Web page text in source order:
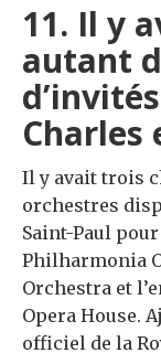
11. Il y
autant
Charles
Il y avait trois
orchestres
Saint-Paul
Philharmonia
Orchestra et
Opera House.
officiel de la